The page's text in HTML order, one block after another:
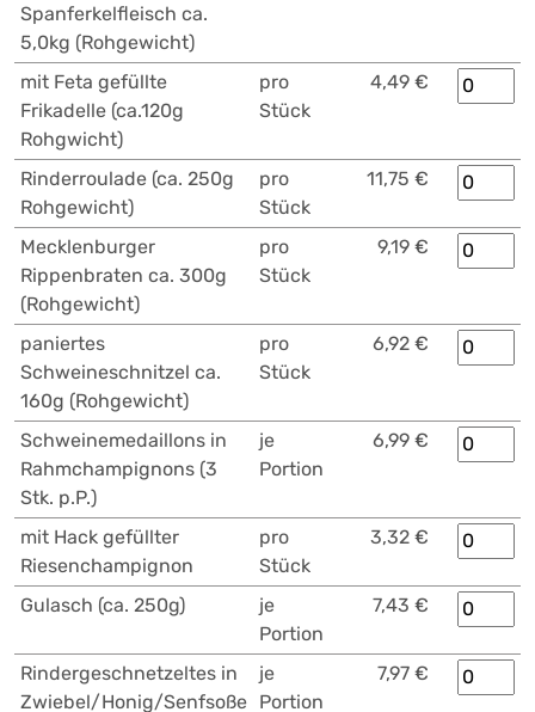
Spanferkelfleisch ca.
5,0kg (Rohgewicht)
mit Feta gefüllte
Frikadelle (ca.120g
Rohgwicht)
pro
Stück
4,49 €
Rinderroulade (ca. 250g
Rohgewicht)
pro
Stück
11,75 €
Mecklenburger
Rippenbraten ca. 300g
(Rohgewicht)
pro
Stück
9,19 €
paniertes
Schweineschnitzel ca.
160g (Rohgewicht)
pro
Stück
6,92 €
Schweinemedaillons in
Rahmchampignons (3
Stk. p.P.)
je
Portion
6,99 €
mit Hack gefüllter
Riesenchampignon
pro
Stück
3,32 €
Gulasch (ca. 250g)
je
Portion
7,43 €
Rindergeschnetzeltes in
Zwiebel/Honig/Senfsoße
je
Portion
7,97 €